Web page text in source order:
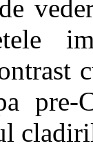
pre-